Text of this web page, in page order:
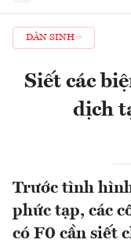
DÂN SINH
Siết các
dịch
Trước tình
phức tạp, các
có F0 cần siết